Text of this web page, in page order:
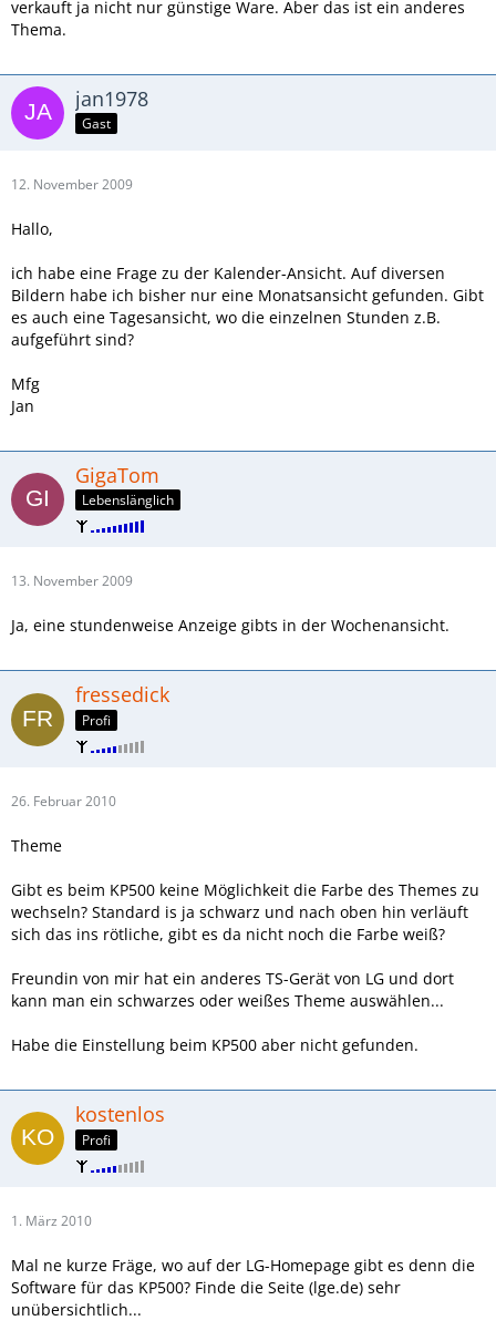
verkauft ja nicht nur günstige Ware. Aber das ist ein anderes
Thema.
jan1978
Gast
12. November 2009
Hallo,
ich habe eine Frage zu der Kalender-Ansicht. Auf diversen
Bildern habe ich bisher nur eine Monatsansicht gefunden. Gibt
es auch eine Tagesansicht, wo die einzelnen Stunden z.B.
aufgeführt sind?
Mfg
Jan
GigaTom
Lebenslänglich
13. November 2009
Ja, eine stundenweise Anzeige gibts in der Wochenansicht.
fressedick
Profi
26. Februar 2010
Theme
Gibt es beim KP500 keine Möglichkeit die Farbe des Themes zu
wechseln? Standard is ja schwarz und nach oben hin verläuft
sich das ins rötliche, gibt es da nicht noch die Farbe weiß?
Freundin von mir hat ein anderes TS-Gerät von LG und dort
kann man ein schwarzes oder weißes Theme auswählen...
Habe die Einstellung beim KP500 aber nicht gefunden.
kostenlos
Profi
1. März 2010
Mal ne kurze Fräge, wo auf der LG-Homepage gibt es denn die
Software für das KP500? Finde die Seite (lge.de) sehr
unübersichtlich...